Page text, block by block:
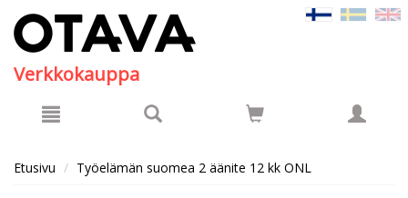
Verkkokauppa
Etusivu Työelämän suomea 2 äänite 12 kk ONL